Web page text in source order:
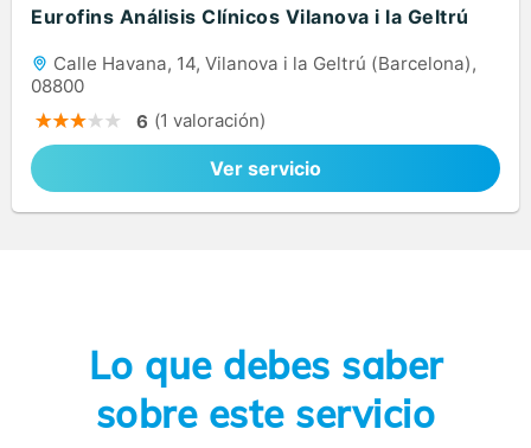
Eurofins Análisis Clínicos Vilanova i la Geltrú
Calle Havana, 14, Vilanova i la Geltrú (Barcelona),
08800
6 (1 valoración)
Ver servicio
Lo que debes saber
sobre este servicio